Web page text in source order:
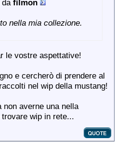
da filmon
nella mia collezione.
le vostre aspettative!
e cercherò di prendere al
nel wip della mustang!
non averne una nella
wip in rete...